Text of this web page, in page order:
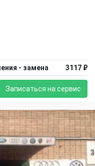
- замена 3117 ₽
Записаться на сервис